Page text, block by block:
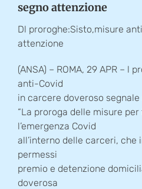
segno attenzione
Dl proroghe:Sisto,misure
attenzione
(ANSA) – ROMA, 29 APR – l
anti-Covid
in carcere doveroso
“La proroga delle misure
l’emergenza Covid
all’interno delle carceri, che
permessi
premio e detenzione
doverosa